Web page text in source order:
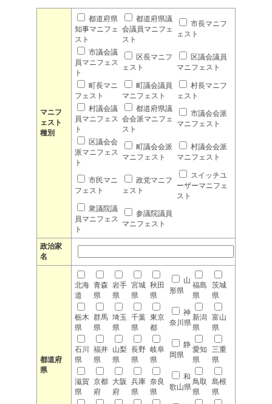
マニフ
ェスト
種別
都道府県
知事マニフェ
スト
都道府県議
会議員マニフェ
スト
市長マニフ
ェスト
市議会議
員マニフェス
ト
区長マニフ
ェスト
区議会議員
マニフェスト
町長マニ
フェスト
町議会議員
マニフェスト
村長マニフ
ェスト
村議会議
員マニフェス
ト
都道府県議
会会派マニフェ
スト
市議会会派
マニフェスト
区議会会
派マニフェス
ト
町議会会派
マニフェスト
村議会会派
マニフェスト
市民マニ
フェスト
政党マニフ
ェスト
スイッチユ
ーザーマニフェ
スト
衆議院議
員マニフェス
ト
参議院議員
マニフェスト
政治家
名
都道府
県
北海
道
青森
県
岩手
県
宮城
県
秋田
県
山
形県
福島
県
茨城
県
栃木
県
群馬
県
埼玉
県
千葉
県
東京
都
神
奈川県
新潟
県
富山
県
石川
県
福井
県
山梨
県
長野
県
岐阜
県
静
岡県
愛知
県
三重
県
滋賀
県
京都
府
大阪
府
兵庫
県
奈良
県
和
歌山県
鳥取
県
島根
県